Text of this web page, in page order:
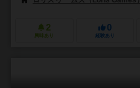
2
興味あり
0
経験あり